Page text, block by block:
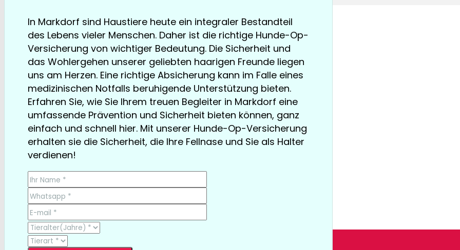
In Markdorf sind Haustiere heute ein integraler Bestandteil
des Lebens vieler Menschen. Daher ist die richtige Hunde-Op-
Versicherung von wichtiger Bedeutung. Die Sicherheit und
das Wohlergehen unserer geliebten haarigen Freunde liegen
uns am Herzen. Eine richtige Absicherung kann im Falle eines
medizinischen Notfalls beruhigende Unterstützung bieten.
Erfahren Sie, wie Sie Ihrem treuen Begleiter in Markdorf eine
umfassende Prävention und Sicherheit bieten können, ganz
einfach und schnell hier. Mit unserer Hunde-Op-Versicherung
erhalten sie die Sicherheit, die Ihre Fellnase und Sie als Halter
verdienen!
TESTSIEGER bereits ab € 13,35/Monat